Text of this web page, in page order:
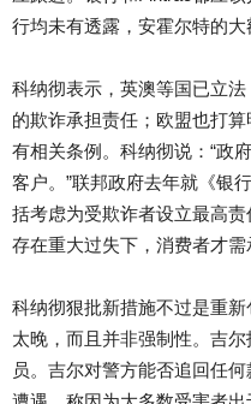
行均未有透露，安霍尔特的大
科纳彻表示，英澳等国已立
的欺诈承担责任；欧盟也打
有相关条例。科纳彻说：“政
客户。”联邦政府去年就《银
括考虑为受欺诈者设立最高
存在重大过失下，消费者才需
科纳彻狠批新措施不过是重新
太晚，而且并非强制性。吉
员。吉尔对警方能否追回任